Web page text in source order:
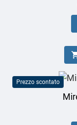
Prezzo scontato